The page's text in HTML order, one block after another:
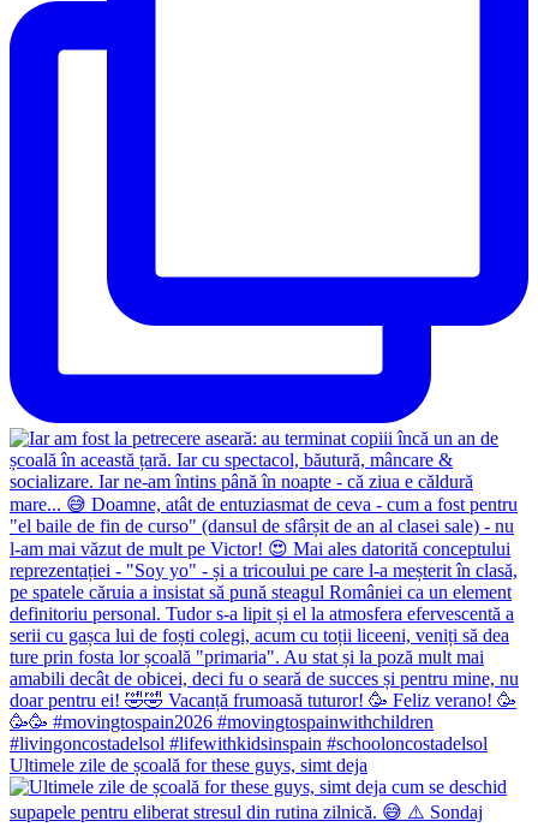
Ultimele zile de școală for these guys, simt deja